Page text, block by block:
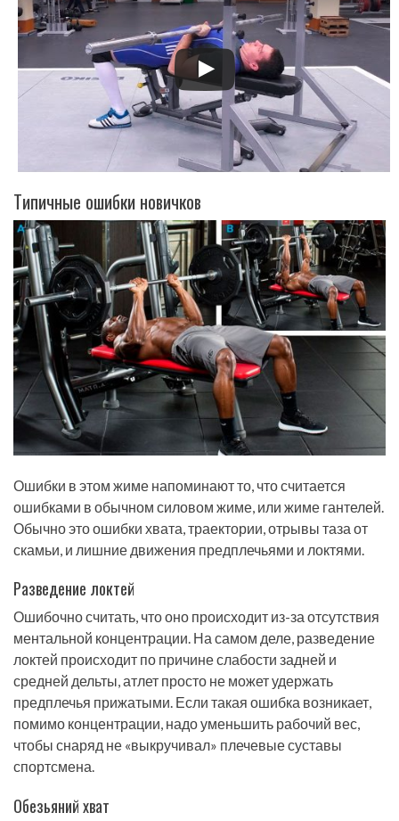
Типичные ошибки новичков
Ошибки в этом жиме напоминают то, что считается
ошибками в обычном силовом жиме, или жиме гантелей.
Обычно это ошибки хвата, траектории, отрывы таза от
скамьи, и лишние движения предплечьями и локтями.
Разведение локтей
Ошибочно считать, что оно происходит из-за отсутствия
ментальной концентрации. На самом деле, разведение
локтей происходит по причине слабости задней и
средней дельты, атлет просто не может удержать
предплечья прижатыми. Если такая ошибка возникает,
помимо концентрации, надо уменьшить рабочий вес,
чтобы снаряд не «выкручивал» плечевые суставы
спортсмена.
Обезьяний хват